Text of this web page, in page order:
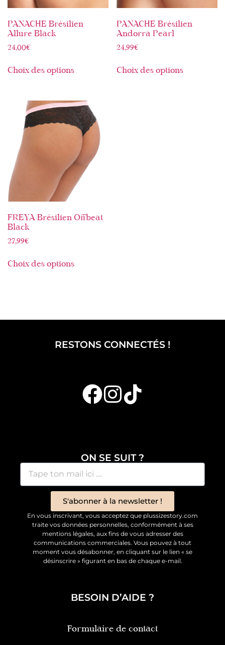
PANACHE Brésilien
Allure Black
24,00€
Choix des options
PANACHE Brésilien
Andorra Pearl
24,99€
Choix des options
FREYA Brésilien Offbeat
Black
27,99€
Choix des options
RESTONS CONNECTÉS !
ON SE SUIT ?
S'abonner à la newsletter !
En vous inscrivant, vous acceptez que plussizestory.com
traite vos données personnelles, conformément à ses
mentions légales, aux fins de vous adresser des
communications commerciales. Vous pouvez à tout
moment vous désabonner, en cliquant sur le lien « se
désinscrire » figurant en bas de chaque e-mail.
BESOIN D’AIDE ?
Formulaire de contact